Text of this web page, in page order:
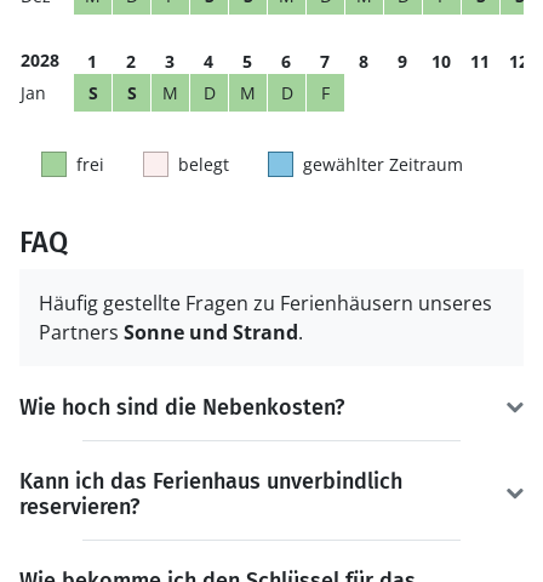
2028 1 2 3 4 5 6 7 8 9 10 11
12
S
S M D M D F
frei belegt gewählter Zeitraum
FAQ
Häufig gestellte Fragen zu Ferienhäusern unseres
Partners Sonne und Strand.
Wie hoch sind die Nebenkosten?
Kann ich das Ferienhaus unverbindlich
reservieren?